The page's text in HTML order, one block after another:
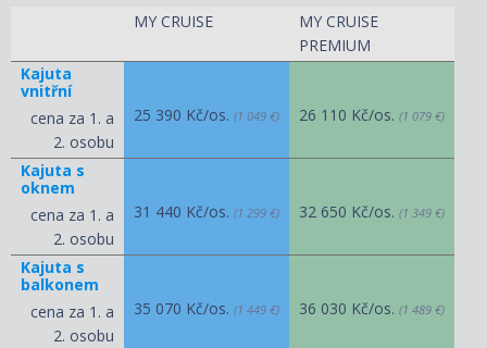
MY CRUISE
MY CRUISE
PREMIUM
Kajuta
vnitřní
cena za 1. a
2. osobu
25 390 Kč/os. (1 049 €) 26 110 Kč/os. (1 079 €)
Kajuta s
oknem
cena za 1. a
2. osobu
31 440 Kč/os. (1 299 €) 32 650 Kč/os. (1 349 €)
Kajuta s
balkonem
cena za 1. a
2. osobu
35 070 Kč/os. (1 449 €) 36 030 Kč/os. (1 489 €)